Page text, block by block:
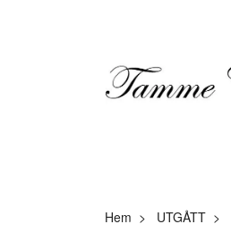
Hem UTGÅTT